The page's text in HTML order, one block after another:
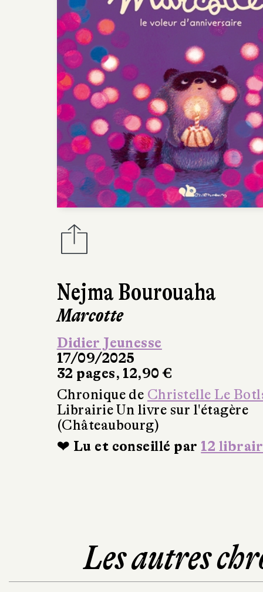
Nejma Bourouaha
Marcotte
Didier Jeunesse
17/09/2025
32 pages, 12,90 €
Chronique de Christelle Le
Librairie Un livre sur l'étagère
(Châteaubourg)
❤ Lu et conseillé par 12
Les autres